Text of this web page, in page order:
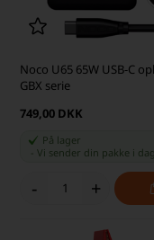
Noco U65 65W USB-C
GBX serie
749,00 DKK
På lager
-Vi sender din pakke i dag
- +